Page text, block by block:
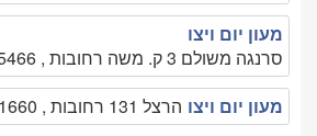
מעון יום ויצו
סרנגה משולם 3 ק. משה רחובות , 089315466
מעון יום ויצו הרצל 131 רחובות , 089451660